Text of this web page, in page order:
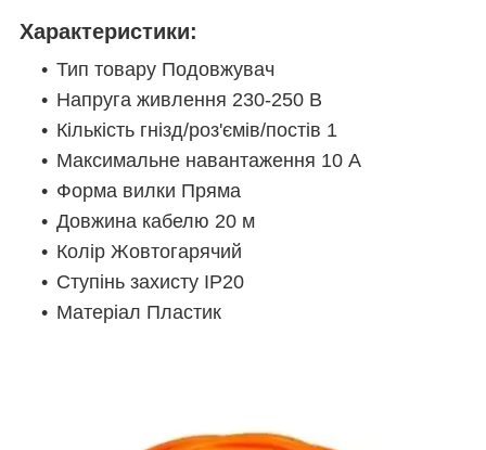
Характеристики:
Тип товару Подовжувач
Напруга живлення 230-250 В
Кількість гнізд/роз'ємів/постів 1
Максимальне навантаження 10 А
Форма вилки Пряма
Довжина кабелю 20 м
Колір Жовтогарячий
Ступінь захисту IP20
Матеріал Пластик